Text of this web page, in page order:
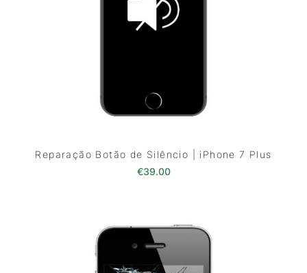
Reparação Botão de Silêncio | iPhone 7 Plus
€39.00